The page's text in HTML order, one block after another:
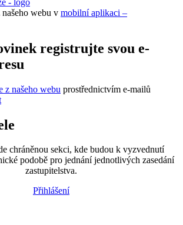
webu v mobilní aplikaci –
registrujte svou e-
z našeho webu prostřednictvím e-mailů
chráněnou sekci, kde budou k vyzvednutí
podobě pro jednání jednotlivých zasedání
zastupitelstva.
Přihlášení